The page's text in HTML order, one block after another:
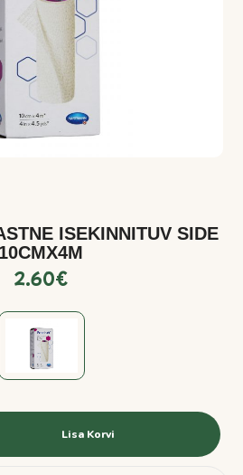
ISEKINNITUV SIDE
10CMX4M
2.60€
Lisa Korvi